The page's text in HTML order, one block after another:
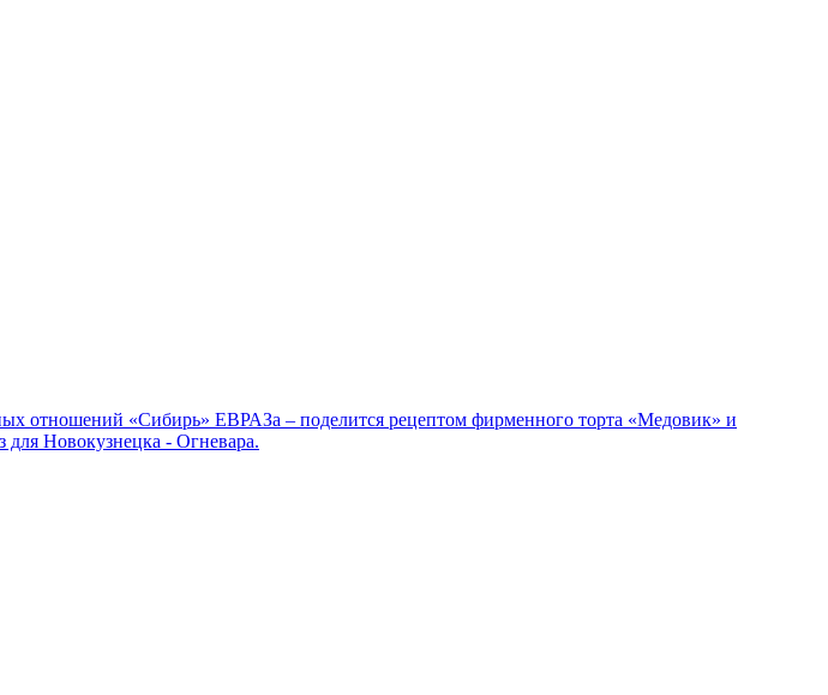
отношений «Сибирь» ЕВРАЗа – поделится рецептом фирменного торта «Медовик» и
для Новокузнецка - Огневара.